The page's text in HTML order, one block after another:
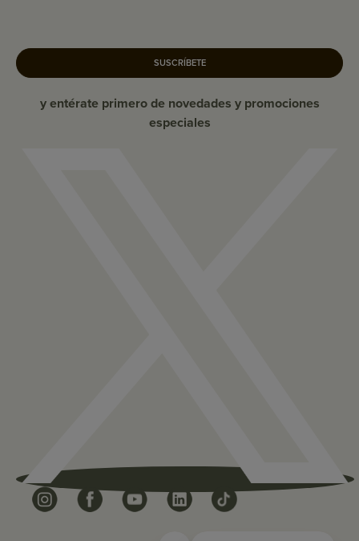
SUSCRÍBETE
y entérate primero de novedades y promociones
especiales